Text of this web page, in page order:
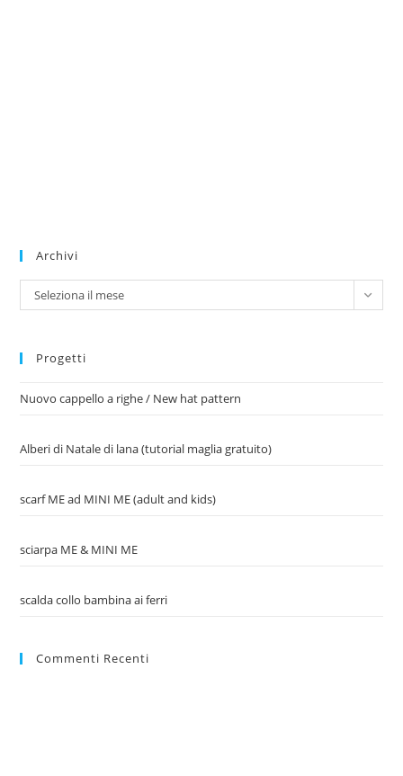
Archivi
Archivi
Seleziona il mese
Progetti
Nuovo cappello a righe / New hat pattern
Alberi di Natale di lana (tutorial maglia gratuito)
scarf ME ad MINI ME (adult and kids)
sciarpa ME & MINI ME
scalda collo bambina ai ferri
Commenti Recenti